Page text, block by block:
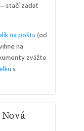
stačí zadať
na poštu (od
na
zvážte
s